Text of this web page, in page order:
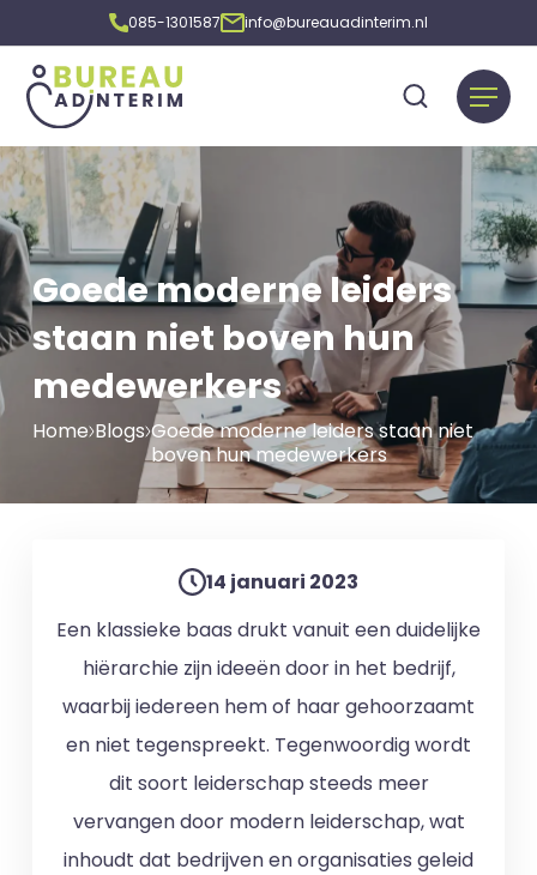
085-1301587 info@bureauadinterim.nl
Goede moderne leiders
staan niet boven hun
medewerkers
Home Blogs Goede moderne leiders staan niet
boven hun medewerkers
14 januari 2023
Een klassieke baas drukt vanuit een duidelijke
hiërarchie zijn ideeën door in het bedrijf,
waarbij iedereen hem of haar gehoorzaamt
en niet tegenspreekt. Tegenwoordig wordt
dit soort leiderschap steeds meer
vervangen door modern leiderschap, wat
inhoudt dat bedrijven en organisaties geleid